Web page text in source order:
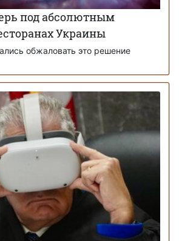
под абсолютным
Украины
обжаловать это решение